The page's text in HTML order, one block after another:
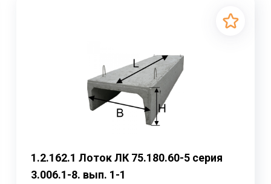
каналы из лотковых элементов выполняют важную
различные коммуникации надежно защищены в
используются для перекрытия лотков канала
Длина
мм.
Ширина
мм.
Высота
мм.
1180 120
каналов служат для пропуска жидкостей. Не по
1.2.162.1 Лоток ЛК 75.180.60-5 серия
3.006.1-8. вып. 1-1